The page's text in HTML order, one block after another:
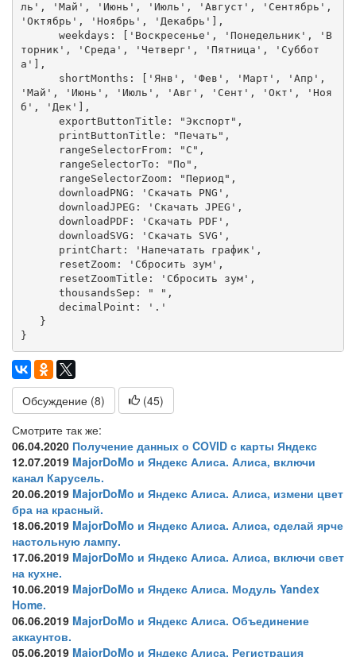
ль', 'Май', 'Июнь', 'Июль', 'Август', 'Сентябрь',
'Октябрь', 'Ноябрь', 'Декабрь'],
торник', 'Среда', 'Четверг', 'Пятница', 'Суббот
а'],
'Май', 'Июнь', 'Июль', 'Авг', 'Сент', 'Окт', 'Ноя
б', 'Дек'],
}
Обсуждение (8) (45)
Смотрите так же:
06.04.2020 Получение данных о COVID с карты Яндекс
12.07.2019 MajorDoMo и Яндекс Алиса. Алиса, включи
канал Карусель.
20.06.2019 MajorDoMo и Яндекс Алиса. Алиса, измени цвет
бра на красный.
18.06.2019 MajorDoMo и Яндекс Алиса. Алиса, сделай ярче
настольную лампу.
17.06.2019 MajorDoMo и Яндекс Алиса. Алиса, включи свет
на кухне.
10.06.2019 MajorDoMo и Яндекс Алиса. Модуль Yandex
Home.
06.06.2019 MajorDoMo и Яндекс Алиса. Объединение
аккаунтов.
05.06.2019 MajorDoMo и Яндекс Алиса. Регистрация